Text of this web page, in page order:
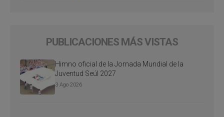
PUBLICACIONES MÁS VISTAS
Himno oficial de la Jornada Mundial de la
Juventud Seúl 2027
3 Ago 2026